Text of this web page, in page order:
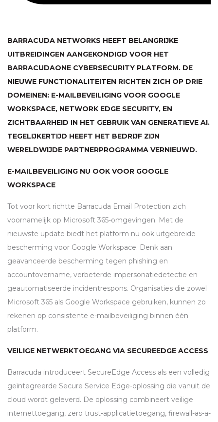
BARRACUDA NETWORKS HEEFT BELANGRIJKE
UITBREIDINGEN AANGEKONDIGD VOOR HET
BARRACUDAONE CYBERSECURITY PLATFORM. DE
NIEUWE FUNCTIONALITEITEN RICHTEN ZICH OP DRIE
DOMEINEN: E-MAILBEVEILIGING VOOR GOOGLE
WORKSPACE, NETWORK EDGE SECURITY, EN
ZICHTBAARHEID IN HET GEBRUIK VAN GENERATIEVE AI.
TEGELIJKERTIJD HEEFT HET BEDRIJF ZIJN
WERELDWIJDE PARTNERPROGRAMMA VERNIEUWD.
E-MAILBEVEILIGING NU OOK VOOR GOOGLE
WORKSPACE
Tot voor kort richtte Barracuda Email Protection zich
voornamelijk op Microsoft 365-omgevingen. Met de
nieuwste update biedt het platform nu ook uitgebreide
bescherming voor Google Workspace. Denk aan
geavanceerde bescherming tegen phishing en
accountovername, verbeterde impersonatiedetectie en
geautomatiseerde incidentrespons. Organisaties die zowel
Microsoft 365 als Google Workspace gebruiken, kunnen zo
rekenen op consistente e-mailbeveiliging binnen één
platform.
VEILIGE NETWERKTOEGANG VIA SECUREEDGE ACCESS
Barracuda introduceert SecureEdge Access als een volledig
geïntegreerde Secure Service Edge-oplossing die vanuit de
cloud wordt geleverd. De oplossing combineert veilige
internettoegang, zero trust-applicatietoegang, firewall-as-a-